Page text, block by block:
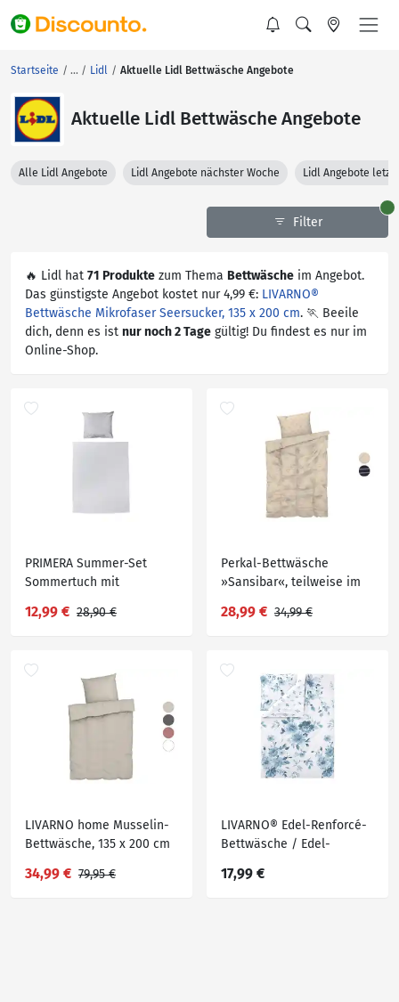
Startseite Lidl Aktuelle Lidl Bettwäsche Angebote
Aktuelle Lidl Bettwäsche Angebote
Alle Lidl Angebote Lidl Angebote nächster Woche Lidl Angebote
Filter
🔥 Lidl hat 71 Produkte zum Thema Bettwäsche im Angebot.
Das günstigste Angebot kostet nur 4,99 €: LIVARNO®
Bettwäsche Mikrofaser Seersucker, 135 x 200 cm. 🏃 Beeile
dich, denn es ist nur noch 2 Tage gültig! Du findest es nur im
Online-Shop.
PRIMERA Summer-Set
Sommertuch mit
80x80 cm
12,99 € 28,90 €
Perkal-Bettwäsche
»Sansibar«, teilweise im
cm
28,99 € 34,99 €
LIVARNO home Musselin-
Bettwäsche, 135 x 200 cm
34,99 € 79,95 €
LIVARNO® Edel-Renforcé-
Bettwäsche / Edel-
Wendebettwäsche, 135 x
17,99 €